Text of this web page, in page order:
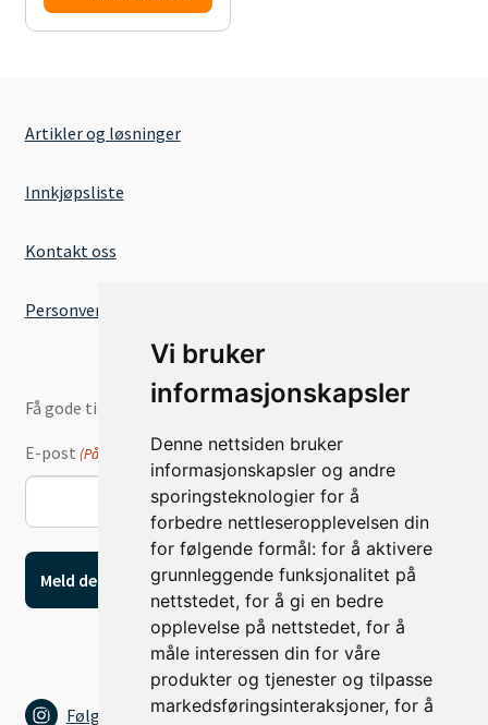
Vi bruker
informasjonskapsler
Denne nettsiden bruker
informasjonskapsler og andre
sporingsteknologier for å
forbedre nettleseropplevelsen din
for følgende formål: for å aktivere
grunnleggende funksjonalitet på
nettstedet, for å gi en bedre
opplevelse på nettstedet, for å
måle interessen din for våre
produkter og tjenester og tilpasse
markedsføringsinteraksjoner, for å
Artikler og løsninger
Innkjøpsliste
Kontakt oss
Personvernserklæring
Få gode tilbud og nyheter på e-post
E-post (Påkrevd)
Følg oss på Instagram